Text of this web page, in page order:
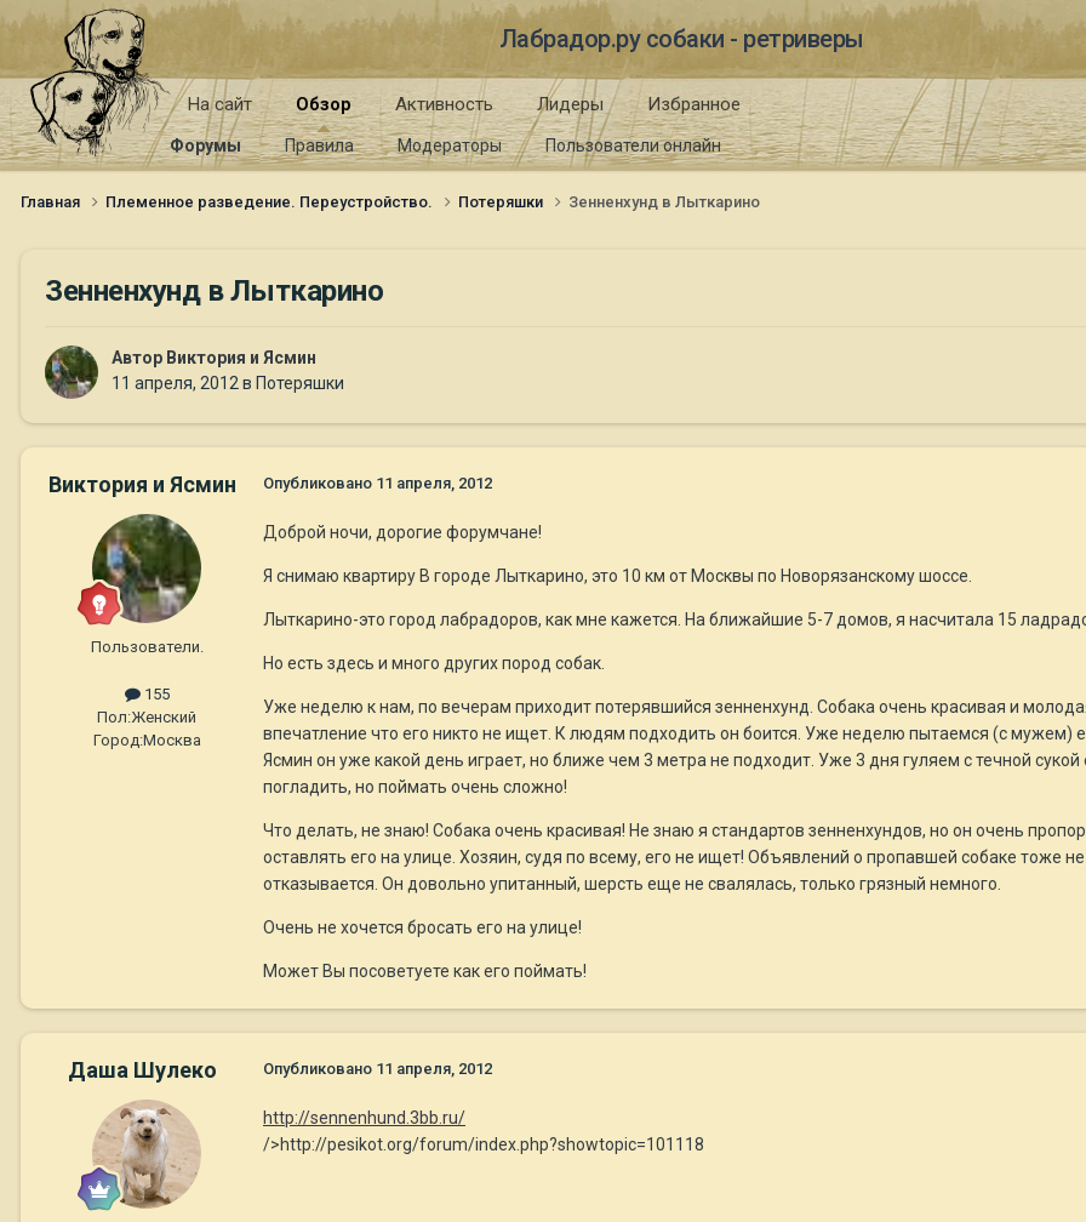
Лабрадор.ру собаки - ретриверы
На сайт Обзор
Форумы Правила Модераторы Пользователи онлайн
Активность Лидеры Избранное
Главная Племенное разведение. Переустройство. Потеряшки Зенненхунд в Лыткарино
Зенненхунд в Лыткарино
Автор Виктория и Ясмин
11 апреля, 2012 в Потеряшки
Виктория и Ясмин
Пользователи.
155
Пол:Женский
Город:Москва
Опубликовано 11 апреля, 2012
Доброй ночи, дорогие форумчане!
Я снимаю квартиру В городе Лыткарино, это 10 км от Москвы по Новорязанскому шоссе.
Лыткарино-это город лабрадоров, как мне кажется. На ближайшие 5-7 домов, я насчитала 15
Но есть здесь и много других пород собак.
Уже неделю к нам, по вечерам приходит потерявшийся зенненхунд. Собака очень красивая и
впечатление что его никто не ищет. К людям подходить он боится. Уже неделю пытаемся (с мужем)
Ясмин он уже какой день играет, но ближе чем 3 метра не подходит. Уже 3 дня гуляем с течной
погладить, но поймать очень сложно!
Что делать, не знаю! Собака очень красивая! Не знаю я стандартов зенненхундов, но он очень
оставлять его на улице. Хозяин, судя по всему, его не ищет! Объявлений о пропавшей собаке тоже
отказывается. Он довольно упитанный, шерсть еще не свалялась, только грязный немного.
Очень не хочется бросать его на улице!
Может Вы посоветуете как его поймать!
Даша Шулеко Опубликовано 11 апреля, 2012
http://sennenhund.3bb.ru/
/>http://pesikot.org/forum/index.php?showtopic=101118